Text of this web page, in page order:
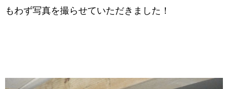
もわず写真を撮らせていただきました！